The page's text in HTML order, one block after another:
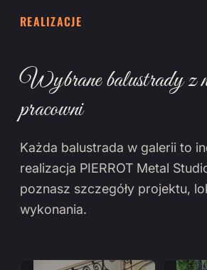
REALIZACJE
Wybrane balustrady z
pracowni
Każda balustrada w galerii to
realizacja PIERROT Metal
poznasz szczegóły projektu,
wykonania.